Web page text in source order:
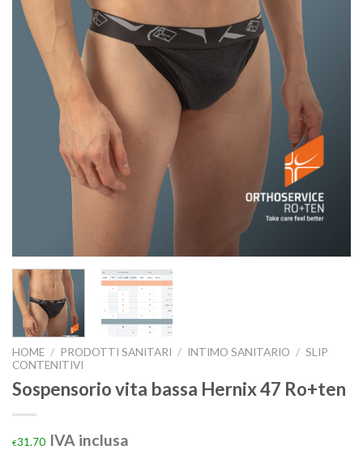
HOME / PRODOTTI SANITARI / INTIMO SANITARIO / SLIP
CONTENITIVI
Sospensorio vita bassa Hernix 47 Ro+ten
€31.70 IVA inclusa